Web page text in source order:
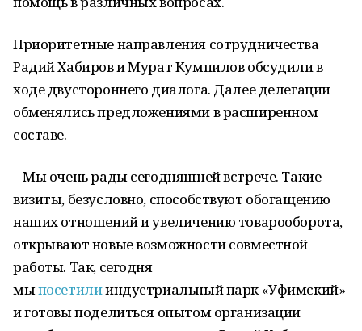
Приоритетные направления сотрудничества
Радий Хабиров и Мурат Кумпилов обсудили в
ходе двустороннего диалога. Далее делегации
обменялись предложениями в расширенном
составе.
– Мы очень рады сегодняшней встрече. Такие
визиты, безусловно, способствуют обогащению
наших отношений и увеличению товарооборота,
открывают новые возможности совместной
работы. Так, сегодня
мыпосетилииндустриальный парк «Уфимский»
и готовы поделиться опытом организации